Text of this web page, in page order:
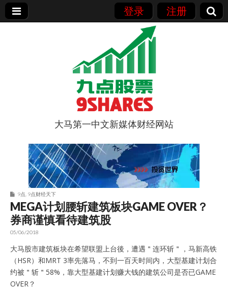
登录 注册
9点股票
大马第一中文新媒体财经网站
9点 9点财经天下
MEGA计划腰斩建筑板块GAME OVER？
券商谨慎看待建筑股
05/06/2018
大马股市建筑板块在希望联盟上台後，遭遇＂连环斩＂，马新高铁
（HSR）和MRT 3率先落马，不到一百天时间内，大型基建计划合
约被＂斩＂58%，靠大型基建计划赚大钱的建筑公司是否已GAME
OVER？